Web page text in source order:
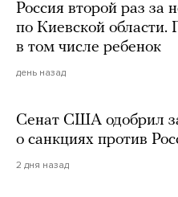
Россия второй раз за
по Киевской области.
в том числе ребенок
день назад
Сенат США одобрил
о санкциях против
2 дня назад